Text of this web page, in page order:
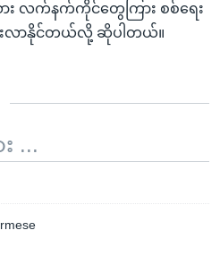
း လက်နက်ကိုင်တွေကြား စစ်ရေး
းလာနိုင်တယ်လို့ ဆိုပါတယ်။
...